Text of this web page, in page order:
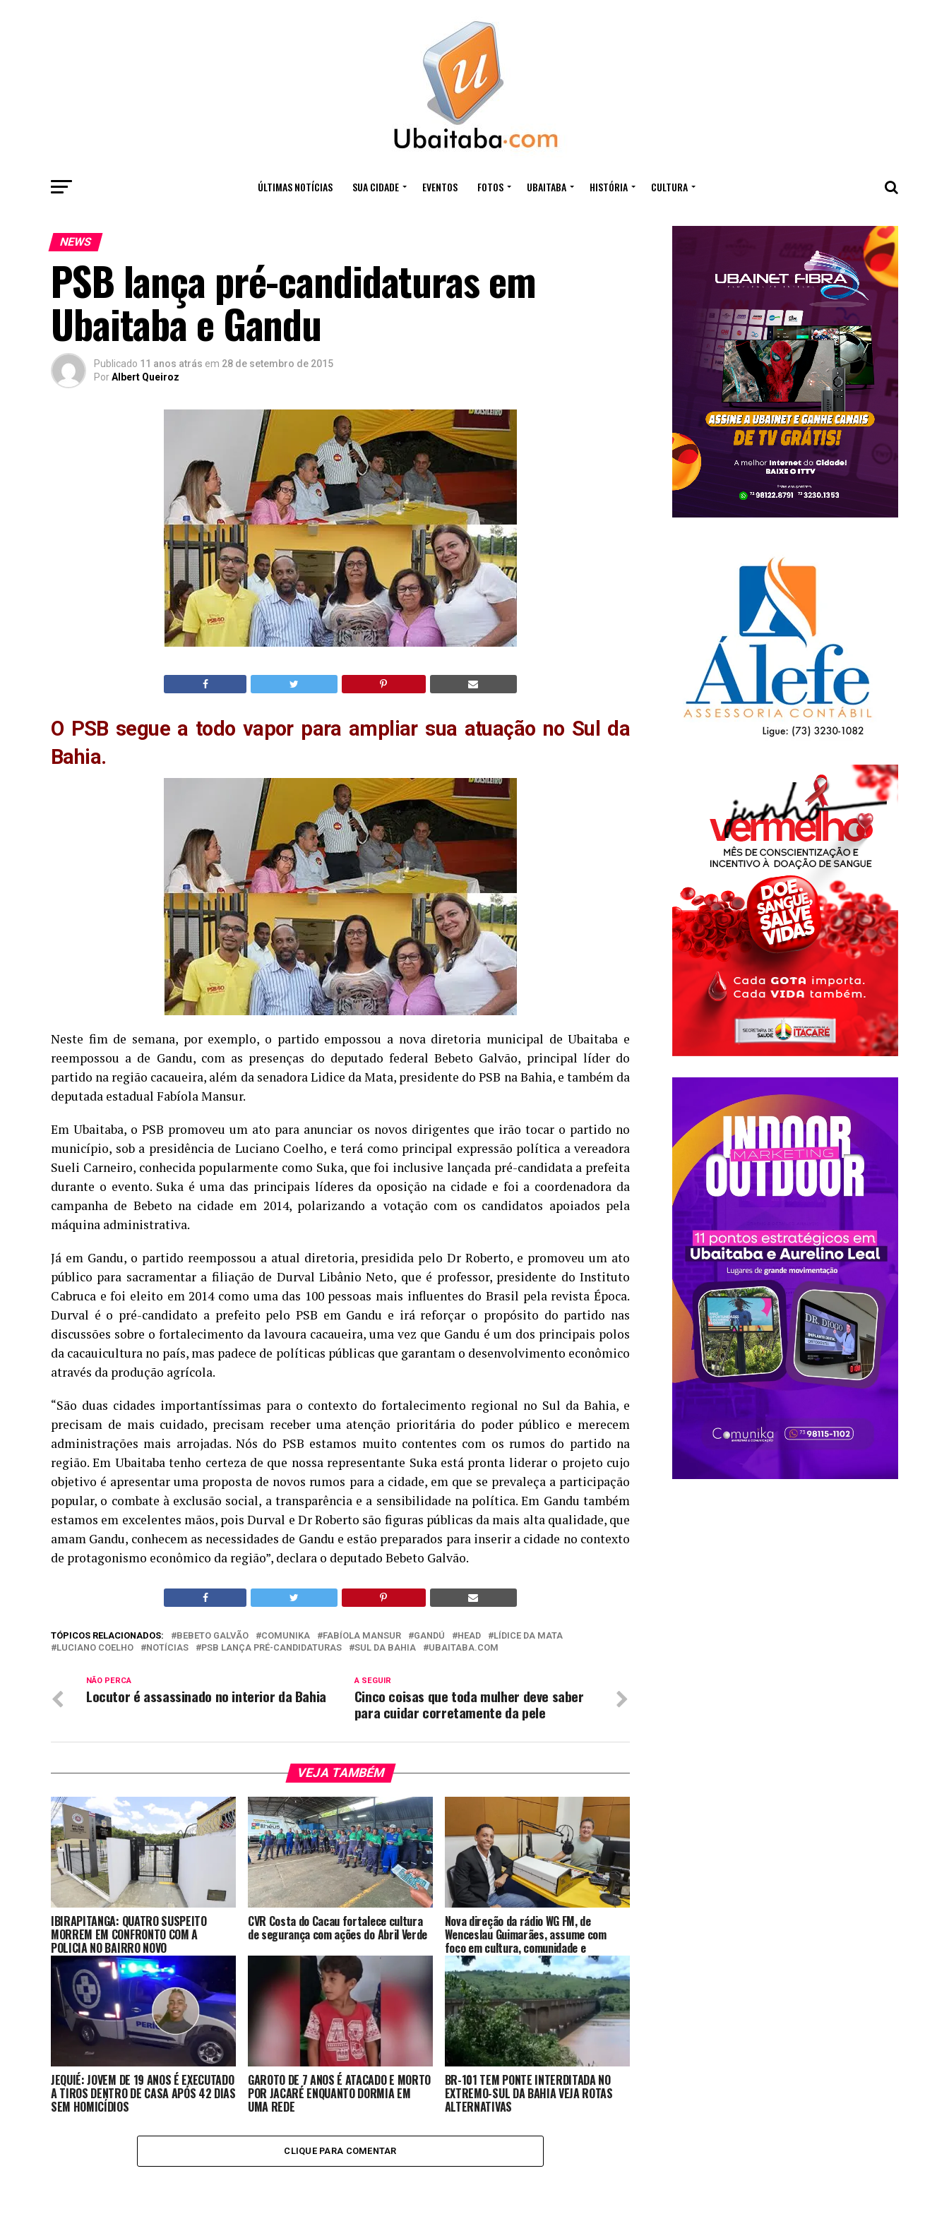
ÚLTIMAS NOTÍCIAS SUA CIDADE EVENTOS FOTOS UBAITABA HISTÓRIA CULTURA
NEWS
PSB lança pré-candidaturas em
Ubaitaba e Gandu
Publicado 11 anos atrás em 28 de setembro de 2015
PorAlbert Queiroz
O PSB segue a todo vapor para ampliar sua atuação no Sul da
Bahia.
Neste fim de semana, por exemplo, o partido empossou a nova diretoria municipal de Ubaitaba e
reempossou a de Gandu, com as presenças do deputado federal Bebeto Galvão, principal líder do
partido na região cacaueira, além da senadora Lidice da Mata, presidente do PSB na Bahia, e também da
deputada estadual Fabíola Mansur.
Em Ubaitaba, o PSB promoveu um ato para anunciar os novos dirigentes que irão tocar o partido no
município, sob a presidência de Luciano Coelho, e terá como principal expressão política a vereadora
Sueli Carneiro, conhecida popularmente como Suka, que foi inclusive lançada pré-candidata a prefeita
durante o evento. Suka é uma das principais líderes da oposição na cidade e foi a coordenadora da
campanha de Bebeto na cidade em 2014, polarizando a votação com os candidatos apoiados pela
máquina administrativa.
Já em Gandu, o partido reempossou a atual diretoria, presidida pelo Dr Roberto, e promoveu um ato
público para sacramentar a filiação de Durval Libânio Neto, que é professor, presidente do Instituto
Cabruca e foi eleito em 2014 como uma das 100 pessoas mais influentes do Brasil pela revista Época.
Durval é o pré-candidato a prefeito pelo PSB em Gandu e irá reforçar o propósito do partido nas
discussões sobre o fortalecimento da lavoura cacaueira, uma vez que Gandu é um dos principais polos
da cacauicultura no país, mas padece de políticas públicas que garantam o desenvolvimento econômico
através da produção agrícola.
“São duas cidades importantíssimas para o contexto do fortalecimento regional no Sul da Bahia, e
precisam de mais cuidado, precisam receber uma atenção prioritária do poder público e merecem
administrações mais arrojadas. Nós do PSB estamos muito contentes com os rumos do partido na
região. Em Ubaitaba tenho certeza de que nossa representante Suka está pronta liderar o projeto cujo
objetivo é apresentar uma proposta de novos rumos para a cidade, em que se prevaleça a participação
popular, o combate à exclusão social, a transparência e a sensibilidade na política. Em Gandu também
estamos em excelentes mãos, pois Durval e Dr Roberto são figuras públicas da mais alta qualidade, que
amam Gandu, conhecem as necessidades de Gandu e estão preparados para inserir a cidade no contexto
de protagonismo econômico da região”, declara o deputado Bebeto Galvão.
TÓPICOS RELACIONADOS: BEBETO GALVÃO COMUNIKA FABÍOLA MANSUR GANDÚ HEAD
LÍDICE DA MATA
LUCIANO COELHO
NOTÍCIAS PSB LANÇA PRÉ-CANDIDATURAS SUL DA BAHIA UBAITABA.COM
A SEGUIR
Cinco coisas que toda mulher deve saber
para cuidar corretamente da pele
NÃO PERCA
Locutor é assassinado no interior da Bahia
VEJA TAMBÉM
IBIRAPITANGA: QUATRO SUSPEITO
MORREM EM CONFRONTO COM A
POLICIA NO BAIRRO NOVO
CVR Costa do Cacau fortalece cultura
de segurança com ações do Abril Verde
Nova direção da rádio WG FM, de
Wenceslau Guimarães, assume com
foco em cultura, comunidade e
valorização regional
JEQUIÉ: JOVEM DE 19 ANOS É EXECUTADO
A TIROS DENTRO DE CASA APÓS 42 DIAS
SEM HOMICÍDIOS
GAROTO DE 7 ANOS É ATACADO E MORTO
POR JACARÉ ENQUANTO DORMIA EM
UMA REDE
BR-101 TEM PONTE INTERDITADA NO
EXTREMO-SUL DA BAHIA VEJA ROTAS
ALTERNATIVAS
CLIQUE PARA COMENTAR